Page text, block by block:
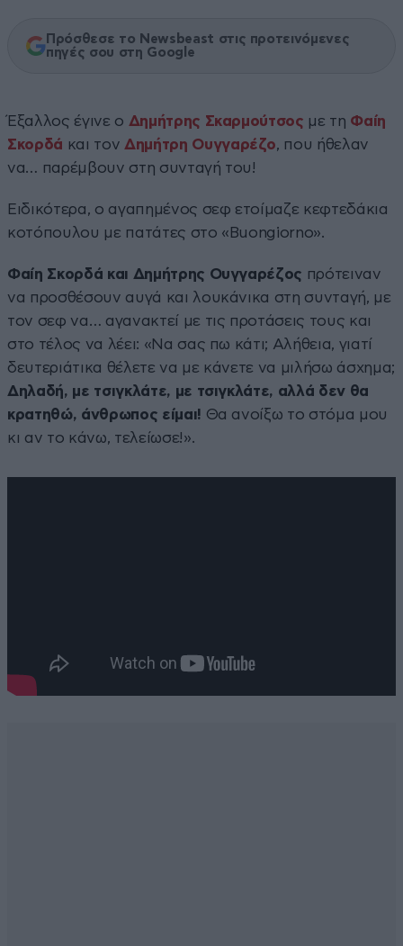
Πρόσθεσε το Newsbeast στις προτεινόμενες
πηγές σου στη Google
Έξαλλος έγινε ο Δημήτρης Σκαρμούτσος με τη Φαίη
Σκορδά και τον Δημήτρη Ουγγαρέζο, που ήθελαν
να… παρέμβουν στη συνταγή του!
Ειδικότερα, ο αγαπημένος σεφ ετοίμαζε κεφτεδάκια
κοτόπουλου με πατάτες στο «Buongiorno».
Φαίη Σκορδά και Δημήτρης Ουγγαρέζος πρότειναν
να προσθέσουν αυγά και λουκάνικα στη συνταγή, με
τον σεφ να… αγανακτεί με τις προτάσεις τους και
στο τέλος να λέει: «Να σας πω κάτι; Αλήθεια, γιατί
δευτεριάτικα θέλετε να με κάνετε να μιλήσω άσχημα;
Δηλαδή, με τσιγκλάτε, με τσιγκλάτε, αλλά δεν θα
κρατηθώ, άνθρωπος είμαι! Θα ανοίξω το στόμα μου
κι αν το κάνω, τελείωσε!».